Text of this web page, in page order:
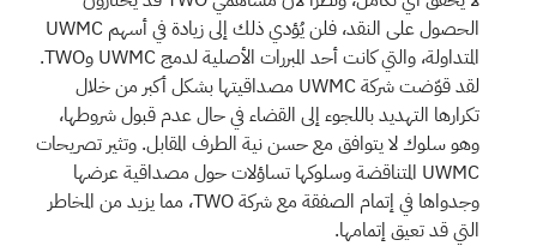
الحصول على النقد، فلن يُؤدي ذلك إلى زيادة في أسهم UWMC
المتداولة، والتي كانت أحد المبررات الأصلية لدمج UWMC وTWO.
لقد قوّضت شركة UWMC مصداقيتها بشكل أكبر من خلال
تكرارها التهديد باللجوء إلى القضاء في حال عدم قبول شروطها،
وهو سلوك لا يتوافق مع حسن نية الطرف المقابل. وتثير تصريحات
UWMC المتناقضة وسلوكها تساؤلات حول مصداقية عرضها
وجدواها في إتمام الصفقة مع شركة TWO، مما يزيد من المخاطر
التي قد تعيق إتمامها.